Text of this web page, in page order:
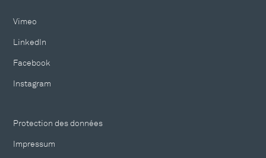
Vimeo
LinkedIn
Facebook
Instagram
Protection des données
Impressum